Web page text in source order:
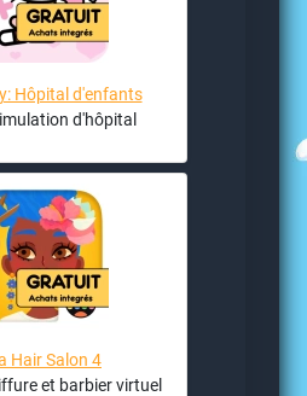
Hôpital d'enfants
d'hôpital
Hair Salon 4
et barbier virtuel